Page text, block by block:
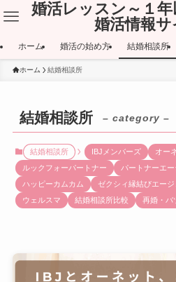
婚活レッスン～１
婚活情報サ
ホーム 婚活の始め方 結婚相談所
ホーム 結婚相談所
結婚相談所 – category –
結婚相談所 IBJメンバーズ オー
ルックフォーパートナー
パートナーエー
ハッピーカムカム
ゼクシィ縁結びエージ
ウェルスマ
結婚相談所比較 再婚・バ